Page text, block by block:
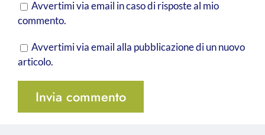
Avvertimi via email in caso di risposte al mio
commento.
Avvertimi via email alla pubblicazione di un nuovo
articolo.